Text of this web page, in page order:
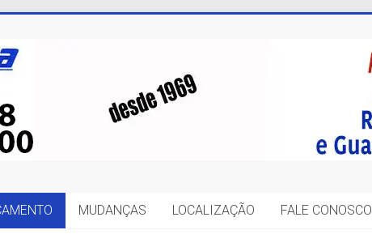
MUDANÇAS LOCALIZAÇÃO FALE CONOSCO